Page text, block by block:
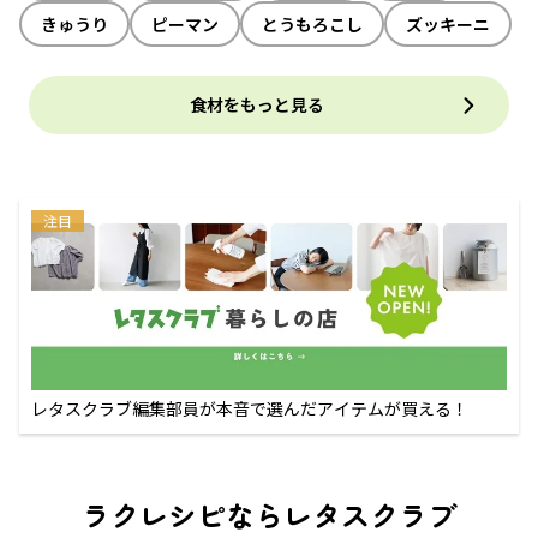
きゅうり
ピーマン とうもろこし ズッキーニ
食材をもっと見る
注目
レタスクラブ編集部員が本音で選んだアイテムが買える！
ラクレシピならレタスクラブ